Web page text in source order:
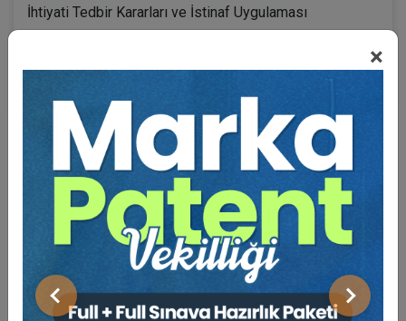
×
Önceki Sonraki
İhtiyati Tedbir Kararları ve İstinaf Uygulaması
Yasal Mal Rejiminin Tasfiyesinde
Bazı Yargıtay Uygulamaları
BENZER VIDEO EĞITIMLER
Video Eğitim Abonesi Ol: Sadece 5490 TL / Yıllık